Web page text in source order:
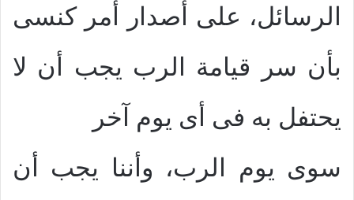
الرسائل، على أصدار أمر كنسى
بأن سر قيامة الرب يجب أن لا
يحتفل به فى أى يوم آخر
سوى يوم الرب، وأننا يجب أن